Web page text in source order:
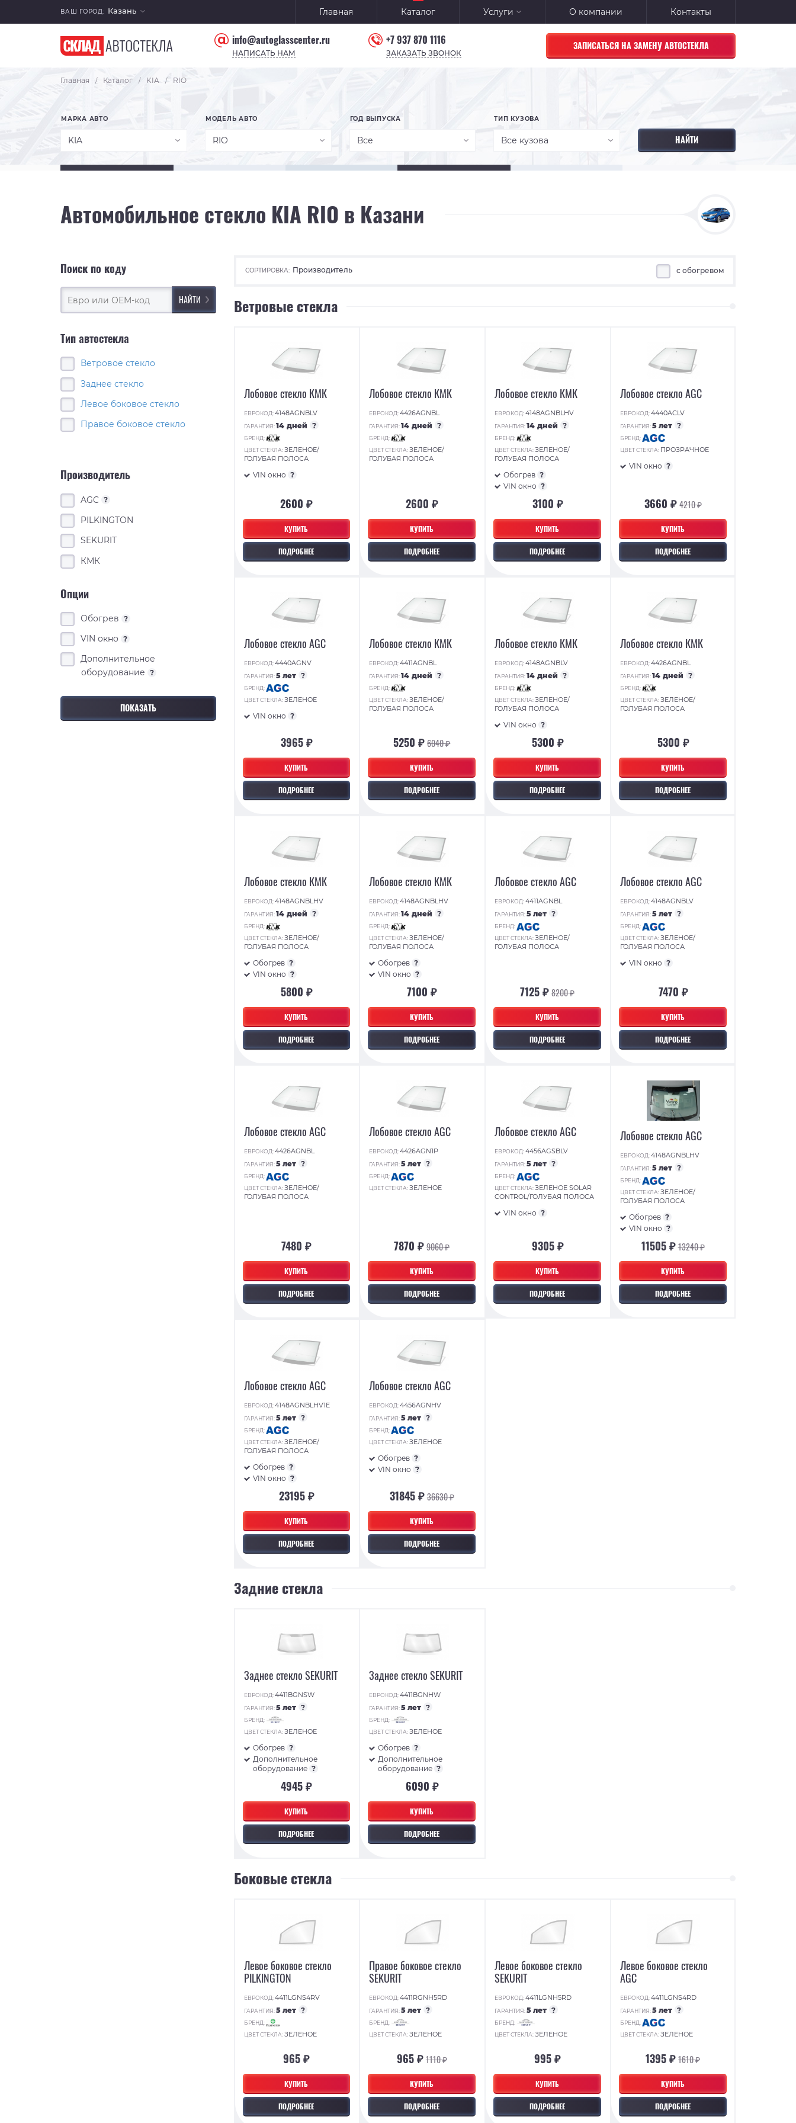
ВАШ ГОРОД: Казань Главная Каталог Услуги О компании Контакты
info@autoglasscenter.ru
НАПИСАТЬ НАМ
+7 937 870 1116
ЗАКАЗАТЬ ЗВОНОК
ЗАПИСАТЬСЯ НА ЗАМЕНУ АВТОСТЕКЛА
Главная / Каталог / KIA / RIO
МАРКА АВТО
KIA
МОДЕЛЬ АВТО
RIO
ГОД ВЫПУСКА
Все
ТИП КУЗОВА
Все кузова
Автомобильное стекло KIA RIO в Казани
Поиск по коду
Тип автостекла
Ветровое стекло
Заднее стекло
Левое боковое стекло
Правое боковое стекло
Производитель
AGC ?
PILKINGTON
SEKURIT
КМК
Опции
Обогрев ?
VIN окно ?
Дополнительное
оборудование ?
СОРТИРОВКА: Производитель с обогревом
Ветровые стекла
КУПИТЬ
ПОДРОБНЕЕ
Лобовое стекло КМК
ЕВРОКОД:4148AGNBLV
ГАРАНТИЯ:14 дней ?
БРЕНД:
ЦВЕТ СТЕКЛА:ЗЕЛЕНОЕ/
ГОЛУБАЯ ПОЛОСА
VIN окно ?
2600 ₽
КУПИТЬ
ПОДРОБНЕЕ
Лобовое стекло КМК
ЕВРОКОД:4426AGNBL
ГАРАНТИЯ:14 дней ?
БРЕНД:
ЦВЕТ СТЕКЛА:ЗЕЛЕНОЕ/
ГОЛУБАЯ ПОЛОСА
2600 ₽
КУПИТЬ
ПОДРОБНЕЕ
Лобовое стекло КМК
ЕВРОКОД:4148AGNBLHV
ГАРАНТИЯ:14 дней ?
БРЕНД:
ЦВЕТ СТЕКЛА:ЗЕЛЕНОЕ/
ГОЛУБАЯ ПОЛОСА
Обогрев ?
VIN окно ?
3100 ₽
КУПИТЬ
ПОДРОБНЕЕ
Лобовое стекло AGC
ЕВРОКОД:4440ACLV
ГАРАНТИЯ:5 лет ?
БРЕНД:
ЦВЕТ СТЕКЛА: ПРОЗРАЧНОЕ
VIN окно ?
3660 ₽4210 ₽
КУПИТЬ
ПОДРОБНЕЕ
Лобовое стекло AGC
ЕВРОКОД:4440AGNV
ГАРАНТИЯ:5 лет ?
БРЕНД:
ЦВЕТ СТЕКЛА:ЗЕЛЕНОЕ
VIN окно ?
3965 ₽
КУПИТЬ
ПОДРОБНЕЕ
Лобовое стекло КМК
ЕВРОКОД:4411AGNBL
ГАРАНТИЯ:14 дней ?
БРЕНД:
ЦВЕТ СТЕКЛА:ЗЕЛЕНОЕ/
ГОЛУБАЯ ПОЛОСА
5250 ₽6040 ₽
КУПИТЬ
ПОДРОБНЕЕ
Лобовое стекло КМК
ЕВРОКОД:4148AGNBLV
ГАРАНТИЯ:14 дней ?
БРЕНД:
ЦВЕТ СТЕКЛА:ЗЕЛЕНОЕ/
ГОЛУБАЯ ПОЛОСА
VIN окно ?
5300 ₽
КУПИТЬ
ПОДРОБНЕЕ
Лобовое стекло КМК
ЕВРОКОД:4426AGNBL
ГАРАНТИЯ:14 дней ?
БРЕНД:
ЦВЕТ СТЕКЛА:ЗЕЛЕНОЕ/
ГОЛУБАЯ ПОЛОСА
5300 ₽
КУПИТЬ
ПОДРОБНЕЕ
Лобовое стекло КМК
ЕВРОКОД:4148AGNBLHV
ГАРАНТИЯ:14 дней ?
БРЕНД:
ЦВЕТ СТЕКЛА:ЗЕЛЕНОЕ/
ГОЛУБАЯ ПОЛОСА
Обогрев ?
VIN окно ?
5800 ₽
КУПИТЬ
ПОДРОБНЕЕ
Лобовое стекло КМК
ЕВРОКОД:4148AGNBLHV
ГАРАНТИЯ:14 дней ?
БРЕНД:
ЦВЕТ СТЕКЛА:ЗЕЛЕНОЕ/
ГОЛУБАЯ ПОЛОСА
Обогрев ?
VIN окно ?
7100 ₽
КУПИТЬ
ПОДРОБНЕЕ
Лобовое стекло AGC
ЕВРОКОД:4411AGNBL
ГАРАНТИЯ:5 лет ?
БРЕНД:
ЦВЕТ СТЕКЛА:ЗЕЛЕНОЕ/
ГОЛУБАЯ ПОЛОСА
7125 ₽8200 ₽
КУПИТЬ
ПОДРОБНЕЕ
Лобовое стекло AGC
ЕВРОКОД:4148AGNBLV
ГАРАНТИЯ:5 лет ?
БРЕНД:
ЦВЕТ СТЕКЛА:ЗЕЛЕНОЕ/
ГОЛУБАЯ ПОЛОСА
VIN окно ?
7470 ₽
КУПИТЬ
ПОДРОБНЕЕ
Лобовое стекло AGC
ЕВРОКОД:4426AGNBL
ГАРАНТИЯ:5 лет ?
БРЕНД:
ЦВЕТ СТЕКЛА:ЗЕЛЕНОЕ/
ГОЛУБАЯ ПОЛОСА
7480 ₽
КУПИТЬ
ПОДРОБНЕЕ
Лобовое стекло AGC
ЕВРОКОД:4426AGN1P
ГАРАНТИЯ:5 лет ?
БРЕНД:
ЦВЕТ СТЕКЛА:ЗЕЛЕНОЕ
7870 ₽9060 ₽
КУПИТЬ
ПОДРОБНЕЕ
Лобовое стекло AGC
ЕВРОКОД:4456AGSBLV
ГАРАНТИЯ:5 лет ?
БРЕНД:
ЦВЕТ СТЕКЛА:ЗЕЛЕНОЕ SOLAR
CONTROL/ГОЛУБАЯ ПОЛОСА
VIN окно ?
9305 ₽
КУПИТЬ
ПОДРОБНЕЕ
Лобовое стекло AGC
ЕВРОКОД:4148AGNBLHV
ГАРАНТИЯ:5 лет ?
БРЕНД:
ЦВЕТ СТЕКЛА:ЗЕЛЕНОЕ/
ГОЛУБАЯ ПОЛОСА
Обогрев ?
VIN окно ?
11505 ₽13240 ₽
КУПИТЬ
ПОДРОБНЕЕ
Лобовое стекло AGC
ЕВРОКОД:4148AGNBLHV1E
ГАРАНТИЯ:5 лет ?
БРЕНД:
ЦВЕТ СТЕКЛА:ЗЕЛЕНОЕ/
ГОЛУБАЯ ПОЛОСА
Обогрев ?
VIN окно ?
23195 ₽
КУПИТЬ
ПОДРОБНЕЕ
Лобовое стекло AGC
ЕВРОКОД:4456AGNHV
ГАРАНТИЯ:5 лет ?
БРЕНД:
ЦВЕТ СТЕКЛА:ЗЕЛЕНОЕ
Обогрев ?
VIN окно ?
31845 ₽36630 ₽
Задние стекла
КУПИТЬ
ПОДРОБНЕЕ
Заднее стекло SEKURIT
ЕВРОКОД:4411BGNSW
ГАРАНТИЯ:5 лет ?
БРЕНД:
ЦВЕТ СТЕКЛА:ЗЕЛЕНОЕ
Обогрев ?
Дополнительное
оборудование ?
4945 ₽
КУПИТЬ
ПОДРОБНЕЕ
Заднее стекло SEKURIT
ЕВРОКОД:4411BGNHW
ГАРАНТИЯ:5 лет ?
БРЕНД:
ЦВЕТ СТЕКЛА:ЗЕЛЕНОЕ
Обогрев ?
Дополнительное
оборудование ?
6090 ₽
Боковые стекла
КУПИТЬ
ПОДРОБНЕЕ
Левое боковое стекло
PILKINGTON
ЕВРОКОД:4411LGNS4RV
ГАРАНТИЯ:5 лет ?
БРЕНД:
ЦВЕТ СТЕКЛА:ЗЕЛЕНОЕ
965 ₽
КУПИТЬ
ПОДРОБНЕЕ
Правое боковое стекло
SEKURIT
ЕВРОКОД:4411RGNH5RD
ГАРАНТИЯ:5 лет ?
БРЕНД:
ЦВЕТ СТЕКЛА:ЗЕЛЕНОЕ
965 ₽1110 ₽
КУПИТЬ
ПОДРОБНЕЕ
Левое боковое стекло
SEKURIT
ЕВРОКОД:4411LGNH5RD
ГАРАНТИЯ:5 лет ?
БРЕНД:
ЦВЕТ СТЕКЛА:ЗЕЛЕНОЕ
995 ₽
КУПИТЬ
ПОДРОБНЕЕ
Левое боковое стекло
AGC
ЕВРОКОД:4411LGNS4RD
ГАРАНТИЯ:5 лет ?
БРЕНД:
ЦВЕТ СТЕКЛА:ЗЕЛЕНОЕ
1395 ₽1610 ₽